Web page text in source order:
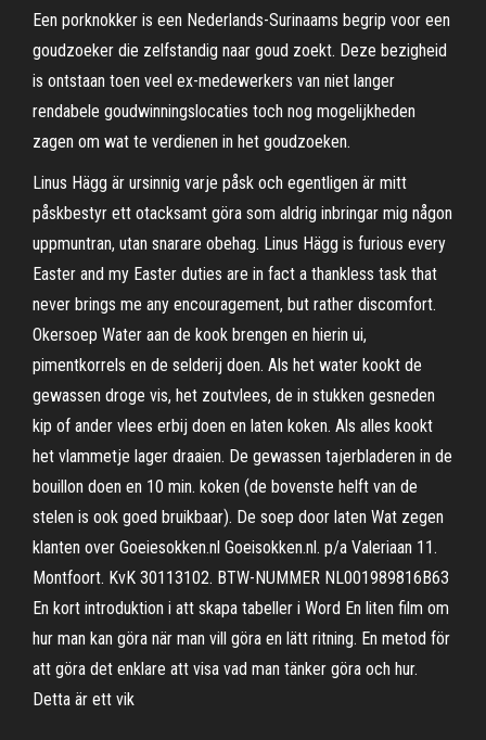
Een porknokker is een Nederlands-Surinaams begrip voor een
goudzoeker die zelfstandig naar goud zoekt. Deze bezigheid
is ontstaan toen veel ex-medewerkers van niet langer
rendabele goudwinningslocaties toch nog mogelijkheden
zagen om wat te verdienen in het goudzoeken.
Linus Hägg är ursinnig varje påsk och egentligen är mitt
påskbestyr ett otacksamt göra som aldrig inbringar mig någon
uppmuntran, utan snarare obehag. Linus Hägg is furious every
Easter and my Easter duties are in fact a thankless task that
never brings me any encouragement, but rather discomfort.
Okersoep Water aan de kook brengen en hierin ui,
pimentkorrels en de selderij doen. Als het water kookt de
gewassen droge vis, het zoutvlees, de in stukken gesneden
kip of ander vlees erbij doen en laten koken. Als alles kookt
het vlammetje lager draaien. De gewassen tajerbladeren in de
bouillon doen en 10 min. koken (de bovenste helft van de
stelen is ook goed bruikbaar). De soep door laten Wat zegen
klanten over Goeiesokken.nl Goeisokken.nl. p/a Valeriaan 11.
Montfoort. KvK 30113102. BTW-NUMMER NL001989816B63
En kort introduktion i att skapa tabeller i Word En liten film om
hur man kan göra när man vill göra en lätt ritning. En metod för
att göra det enklare att visa vad man tänker göra och hur.
Detta är ett vik